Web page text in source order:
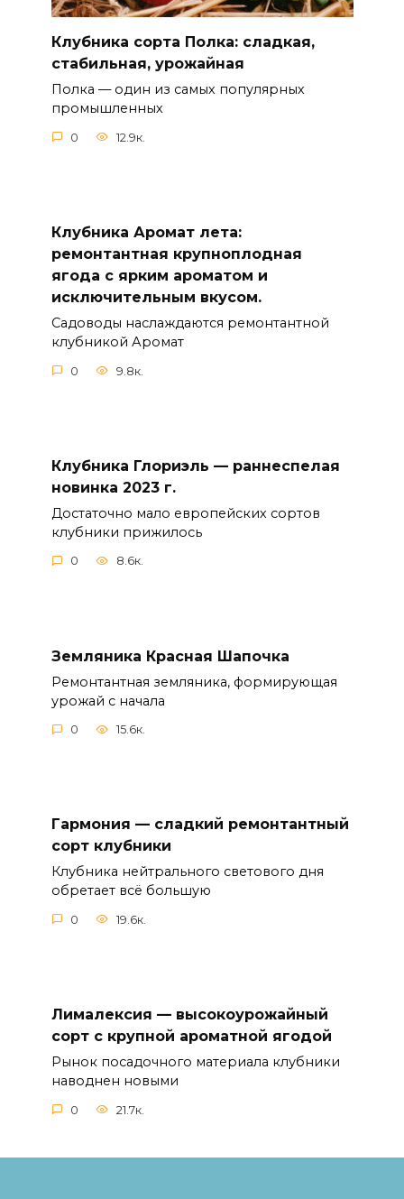
Клубника сорта Полка: сладкая,
стабильная, урожайная
Полка — один из самых популярных
промышленных
0 12.9к.
Клубника Аромат лета:
ремонтантная крупноплодная
ягода с ярким ароматом и
исключительным вкусом.
Садоводы наслаждаются ремонтантной
клубникой Аромат
0 9.8к.
Клубника Глориэль — раннеспелая
новинка 2023 г.
Достаточно мало европейских сортов
клубники прижилось
0 8.6к.
Земляника Красная Шапочка
Ремонтантная земляника, формирующая
урожай с начала
0 15.6к.
Гармония — сладкий ремонтантный
сорт клубники
Клубника нейтрального светового дня
обретает всё большую
0 19.6к.
Лималексия — высокоурожайный
сорт с крупной ароматной ягодой
Рынок посадочного материала клубники
наводнен новыми
0 21.7к.